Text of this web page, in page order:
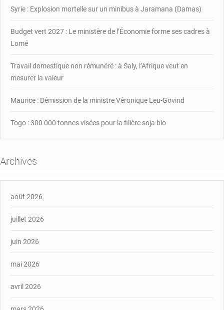
de
la
Syrie : Explosion mortelle sur un minibus à Jaramana (Damas)
Budget vert 2027 : Le ministère de l’Économie forme ses cadres à
Lomé
Travail domestique non rémunéré : à Saly, l’Afrique veut en
mesurer la valeur
Maurice : Démission de la ministre Véronique Leu-Govind
Togo : 300 000 tonnes visées pour la filière soja bio
Archives
août 2026
juillet 2026
juin 2026
mai 2026
avril 2026